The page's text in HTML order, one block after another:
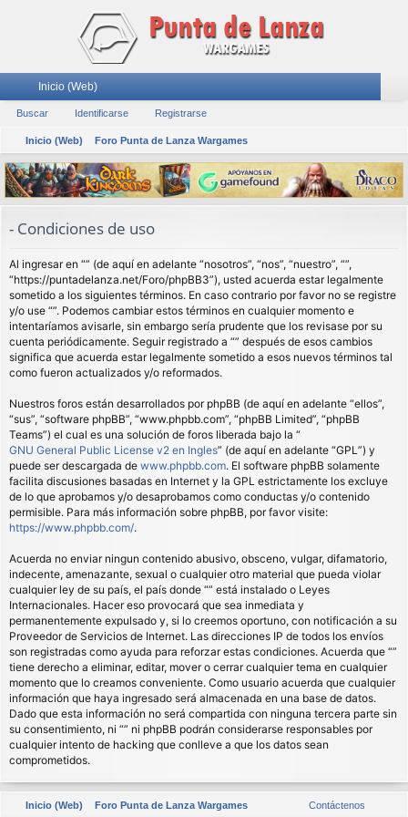
es
rá
s
Inicio (Web)
or
os
fic
ar
ra
rs
Buscar Identificarse Registrarse
Inicio (Web) Foro Punta de Lanza Wargames
s
c
- Condiciones de uso
Al ingresar en “” (de aquí en adelante “nosotros”, “nos”, “nuestro”, “”,
“https://puntadelanza.net/Foro/phpBB3”), usted acuerda estar legalmente
sometido a los siguientes términos. En caso contrario por favor no se registre
y/o use “”. Podemos cambiar estos términos en cualquier momento e
intentaríamos avisarle, sin embargo sería prudente que los revisase por su
cuenta periódicamente. Seguir registrado a “” después de esos cambios
significa que acuerda estar legalmente sometido a esos nuevos términos tal
como fueron actualizados y/o reformados.
Nuestros foros están desarrollados por phpBB (de aquí en adelante “ellos”,
“sus”, “software phpBB”, “www.phpbb.com”, “phpBB Limited”, “phpBB
Teams”) el cual es una solución de foros liberada bajo la “
GNU General Public License v2 en Ingles” (de aquí en adelante “GPL”) y
puede ser descargada de www.phpbb.com. El software phpBB solamente
facilita discusiones basadas en Internet y la GPL estrictamente los excluye
de lo que aprobamos y/o desaprobamos como conductas y/o contenido
permisible. Para más información sobre phpBB, por favor visite:
https://www.phpbb.com/.
Acuerda no enviar ningun contenido abusivo, obsceno, vulgar, difamatorio,
indecente, amenazante, sexual o cualquier otro material que pueda violar
cualquier ley de su país, el país donde “” está instalado o Leyes
Internacionales. Hacer eso provocará que sea inmediata y
permanentemente expulsado y, si lo creemos oportuno, con notificación a su
Proveedor de Servicios de Internet. Las direcciones IP de todos los envíos
son registradas como ayuda para reforzar estas condiciones. Acuerda que “”
tiene derecho a eliminar, editar, mover o cerrar cualquier tema en cualquier
momento que lo creamos conveniente. Como usuario acuerda que cualquier
información que haya ingresado será almacenada en una base de datos.
Dado que esta información no será compartida con ninguna tercera parte sin
su consentimiento, ni “” ni phpBB podrán considerarse responsables por
cualquier intento de hacking que conlleve a que los datos sean
comprometidos.
Inicio (Web) Foro Punta de Lanza Wargames Contáctenos